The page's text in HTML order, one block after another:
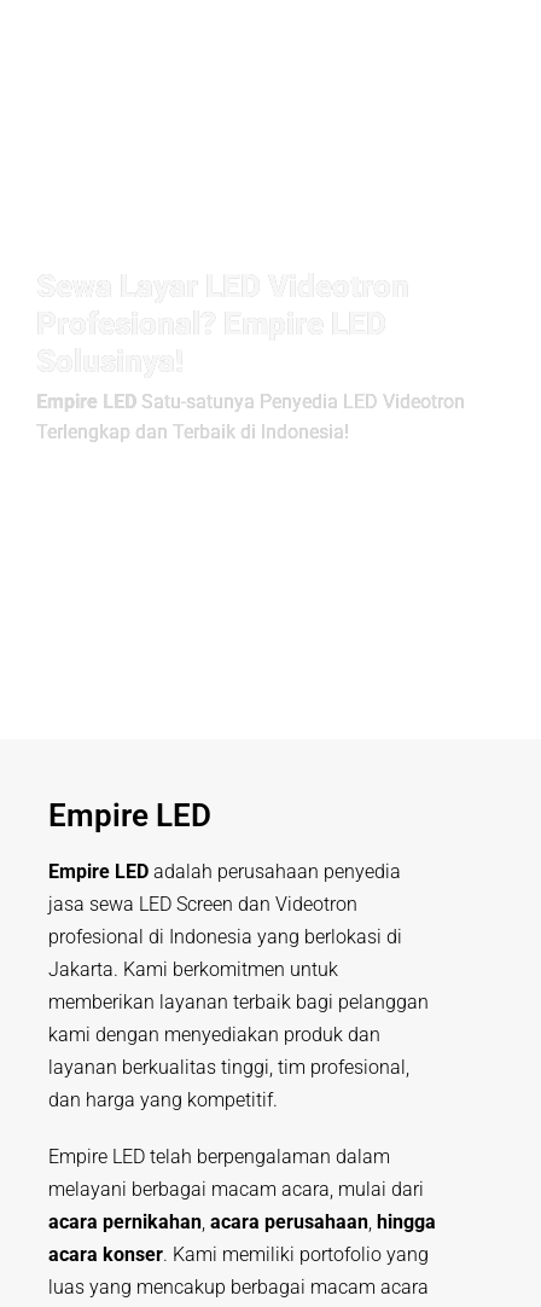
Sewa Layar LED Videotron
Profesional? Empire LED
Solusinya!
Empire LED Satu-satunya Penyedia LED Videotron
Terlengkap dan Terbaik di Indonesia!
Empire LED
Empire LED adalah perusahaan penyedia
jasa sewa LED Screen dan Videotron
profesional di Indonesia yang berlokasi di
Jakarta. Kami berkomitmen untuk
memberikan layanan terbaik bagi pelanggan
kami dengan menyediakan produk dan
layanan berkualitas tinggi, tim profesional,
dan harga yang kompetitif.
Empire LED telah berpengalaman dalam
melayani berbagai macam acara, mulai dari
acara pernikahan, acara perusahaan, hingga
acara konser. Kami memiliki portofolio yang
luas yang mencakup berbagai macam acara